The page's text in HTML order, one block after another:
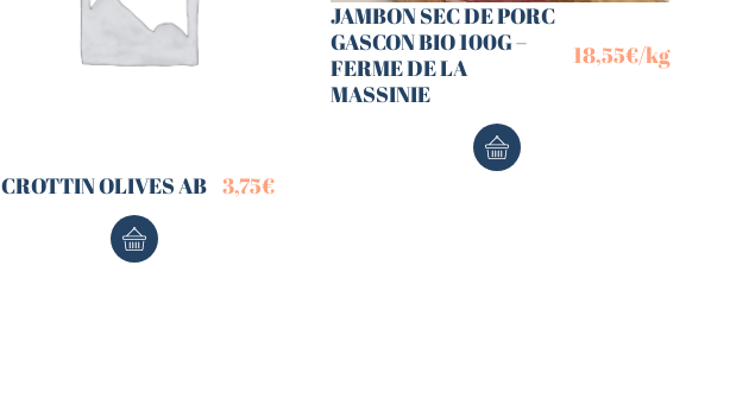
CROTTIN OLIVES AB 3,75€
JAMBON SEC DE PORC
GASCON BIO 100G –
FERME DE LA
MASSINIE
18,55€/kg